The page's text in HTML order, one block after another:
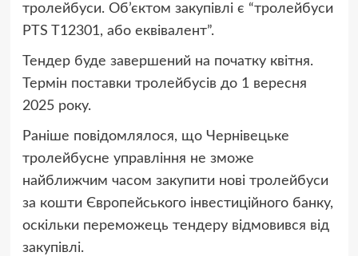
тролейбуси. Об’єктом закупівлі є “тролейбуси
PTS T12301, або еквівалент”.
Тендер буде завершений на початку квітня.
Термін поставки тролейбусів до 1 вересня
2025 року.
Раніше повідомлялося, що Чернівецьке
тролейбусне управління не зможе
найближчим часом закупити нові тролейбуси
за кошти Європейського інвестиційного банку,
оскільки переможець тендеру відмовився від
закупівлі.